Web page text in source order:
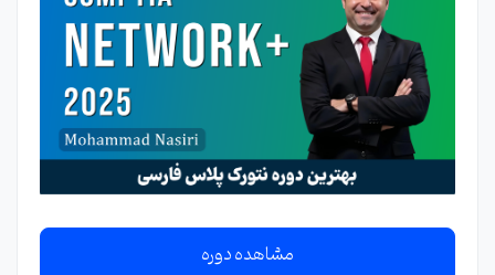
مشاهده دوره